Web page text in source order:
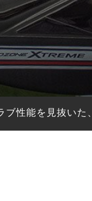
ブ性能を見抜いた